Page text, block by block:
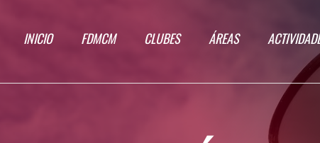
INICIO FDMCM CLUBES ÁREAS